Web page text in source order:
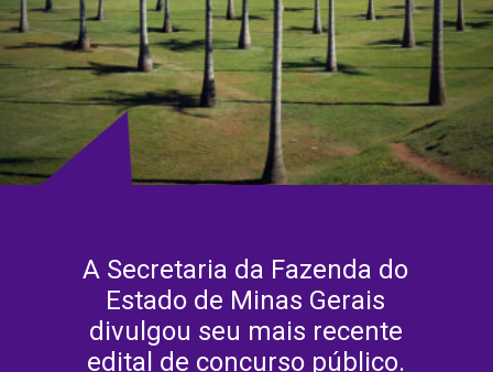
A Secretaria da Fazenda do
Estado de Minas Gerais
divulgou seu mais recente
edital de concurso público.